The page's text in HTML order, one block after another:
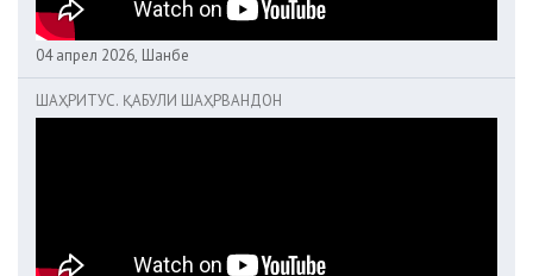
04 апрел 2026, Шанбе
ШАҲРИТУС. ҚАБУЛИ ШАҲРВАНДОН